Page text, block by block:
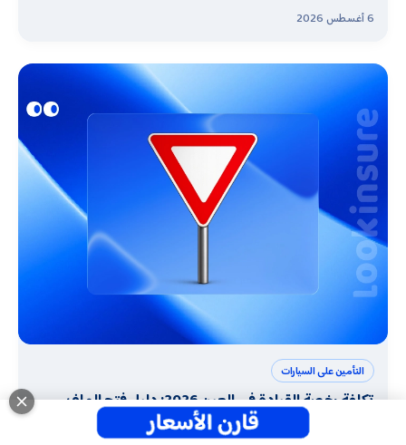
6 أغسطس 2026
التأمين على السيارات
تكلفة رخصة القيادة في العين 2026: دليل فتح الملف